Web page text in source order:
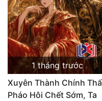
1 tháng trước
Xuyên Thành Chính
Pháo Hôi Chết Sớm, Ta